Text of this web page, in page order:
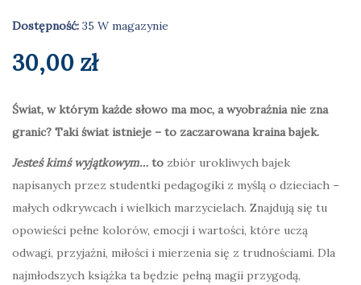
Dostępność: 35 W magazynie
30,00 zł
Świat, w którym każde słowo ma moc, a wyobraźnia nie zna
granic? Taki świat istnieje – to zaczarowana kraina bajek.
Jesteś kimś wyjątkowym… to zbiór urokliwych bajek
napisanych przez studentki pedagogiki z myślą o dzieciach –
małych odkrywcach i wielkich marzycielach. Znajdują się tu
opowieści pełne kolorów, emocji i wartości, które uczą
odwagi, przyjaźni, miłości i mierzenia się z trudnościami. Dla
najmłodszych książka ta będzie pełną magii przygodą,